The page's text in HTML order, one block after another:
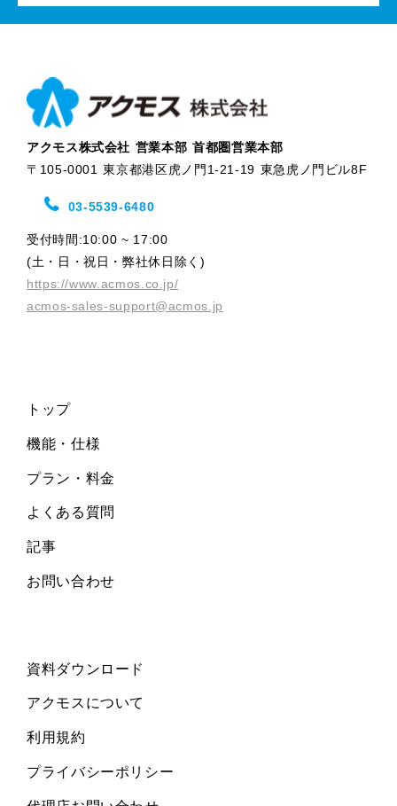
アクモス株式会社 営業本部 首都圏営業本部
〒105-0001 東京都港区虎ノ門1-21-19 東急虎ノ門ビル8F
03-5539-6480
受付時間:10:00 ~ 17:00
(土・日・祝日・弊社休日除く)
https://www.acmos.co.jp/
acmos-sales-support@acmos.jp
トップ
機能・仕様
プラン・料金
よくある質問
記事
お問い合わせ
資料ダウンロード
アクモスについて
利用規約
プライバシーポリシー